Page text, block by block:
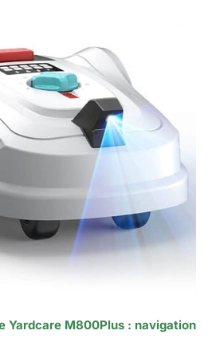
Yardcare M800Plus : navigation